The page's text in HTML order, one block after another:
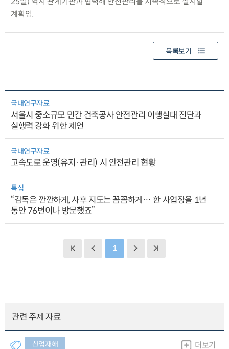
계획임.
목록보기
국내연구자료
서울시 중소규모 민간 건축공사 안전관리 이행실태 진단과
실행력 강화 위한 제언
국내연구자료
고속도로 운영(유지·관리) 시 안전관리 현황
특집
“감독은 깐깐하게, 사후 지도는 꼼꼼하게… 한 사업장을 1년
동안 76번이나 방문했죠”
1
관련 주제 자료
산업재해 더보기